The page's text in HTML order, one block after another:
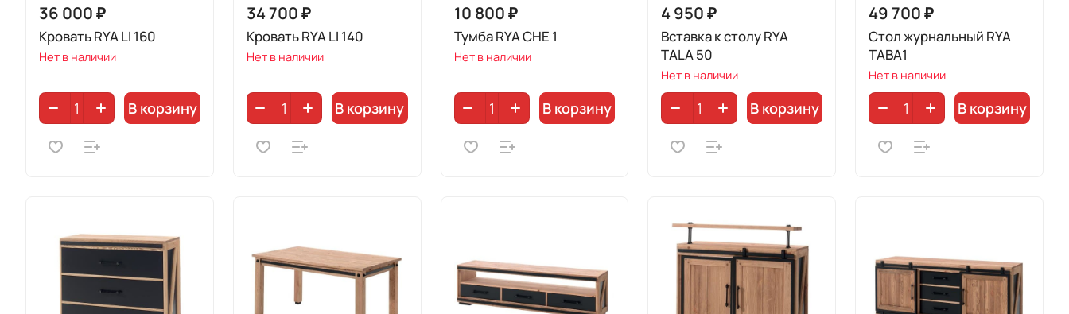
36 000 ₽
Кровать RYA LI 160
Нет в наличии
В корзину
34 700 ₽
Кровать RYA LI 140
Нет в наличии
В корзину
10 800 ₽
Тумба RYA CHE 1
Нет в наличии
В корзину
4 950 ₽
Вставка к столу RYA
TALA 50
Нет в наличии
В корзину
49 700 ₽
Стол журнальный RYA
TABA1
Нет в наличии
В корзину